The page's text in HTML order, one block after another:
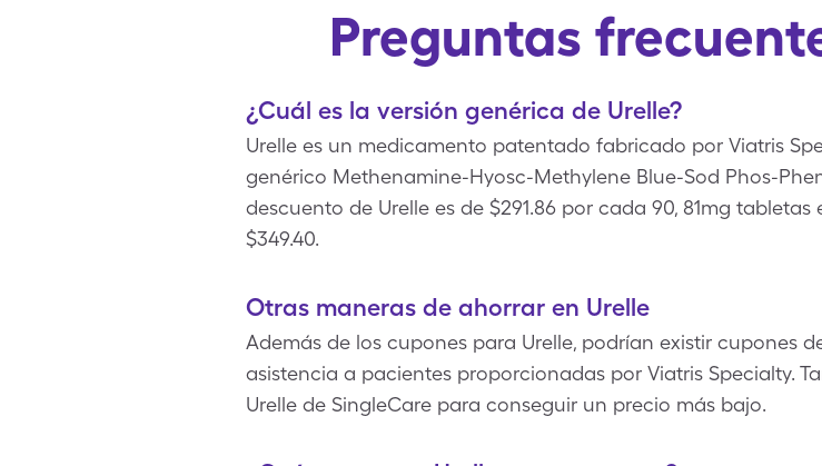
Preguntas
¿Cuál es la versión genérica de Urelle?
Urelle es un medicamento patentado fabricado por Viatris
genérico Methenamine-Hyosc-Methylene Blue-Sod Phos-
descuento de Urelle es de $291.86 por cada 90, 81mg
$349.40.
Otras maneras de ahorrar en Urelle
Además de los cupones para Urelle, podrían existir cupones
asistencia a pacientes proporcionadas por Viatris Specialty.
Urelle de SingleCare para conseguir un precio más bajo.